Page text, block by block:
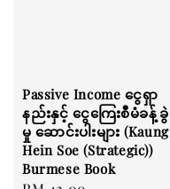
Passive Income ငွေရှာ
နည်းနှင့် ငွေကြေးစီမံခန့်ခွဲ
မှု ဆောင်းပါးများ (Kaung
Hein Soe (Strategic))
Burmese Book